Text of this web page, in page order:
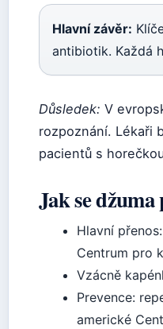
Hlavní závěr:
antibiotik. Každá
Důsledek: V
rozpoznání. Lékaři
pacientů s
Jak se
Hlavní
Centrum pro
Vzácně
Prevence:
americké